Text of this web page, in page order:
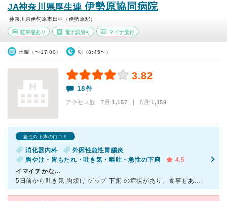
JA神奈川県厚生連 伊勢原協同病院
神奈川県伊勢原市田中（伊勢原駅）
駐車場あり 電子決済可 マイナ受付
土曜（〜17:00） 朝（8:45〜）
3.82
18件
アクセス数 7月:1,157 | 6月:1,159
急性の下痢の口コミ
消化器内科
外因性急性胃腸炎
胸やけ・胃もたれ・吐き気・嘔吐・急性の下痢
4.5
イマイチかな…
5日前から吐き気 胸焼け ゲップ 下痢 の症状があり、食事もあまり摂れず受診。体重の減少が激しいので体力がなく疲れてばかりいました。こちらの病院は新しく建て直ししてあり とても綺麗で、受付と会計で混ん